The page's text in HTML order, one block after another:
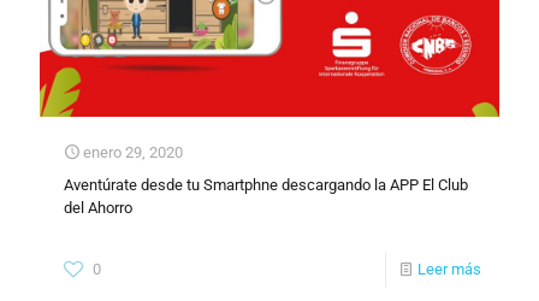
enero 29, 2020
Aventúrate desde tu Smartphne descargando la APP El Club
del Ahorro
0 Leer más